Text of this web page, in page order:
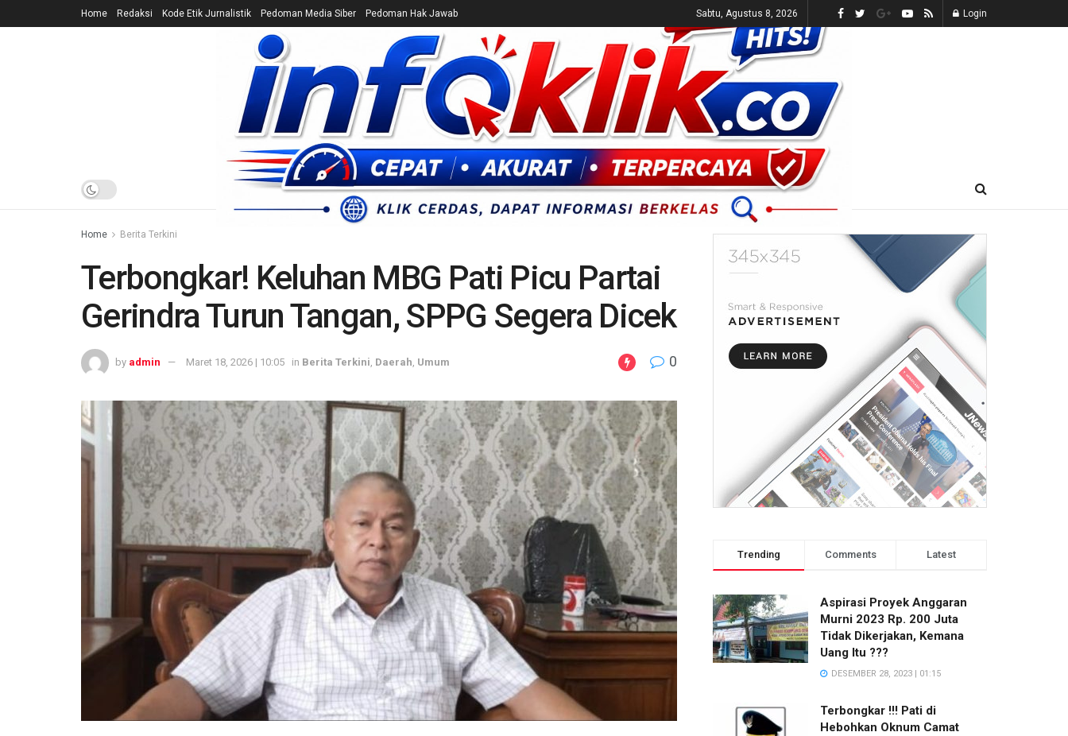
Home Redaksi Kode Etik Jurnalistik Pedoman Media Siber Pedoman Hak Jawab Sabtu, Agustus 8, 2026 Login
HOME NEWS CEK FAKTA ENTERTAINMENT BREAKING NEWS UMUM E-KORAN LIVE TV
Home Berita Terkini
Terbongkar! Keluhan MBG Pati Picu Partai
Gerindra Turun Tangan, SPPG Segera Dicek
by admin Maret 18, 2026 | 10:05 in Berita Terkini Daerah Umum 0
Trending Comments Latest
Aspirasi Proyek Anggaran
Murni 2023 Rp. 200 Juta
Tidak Dikerjakan, Kemana
Uang Itu ???
DESEMBER 28, 2023 | 01:15
Terbongkar !!! Pati di
Hebohkan Oknum Camat